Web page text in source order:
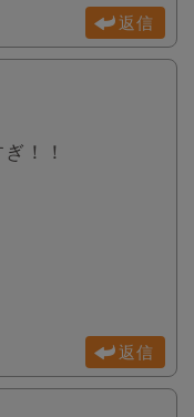
返信
！！
返信